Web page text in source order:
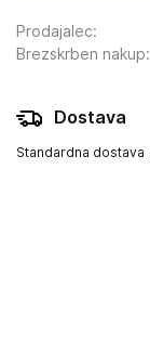
Prodajalec:
Brezskrben nakup:
Dostava
Standardna dostava